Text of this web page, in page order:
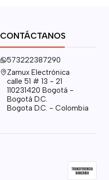
CONTÁCTANOS
573222387290
Zamux Electrónica
calle 51 # 13 - 21
110231420 Bogotá -
Bogotá D.C.
Bogota D.C. - Colombia